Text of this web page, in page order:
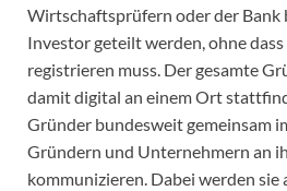
Wirtschaftsprüfern oder der Bank
Investor geteilt werden, ohne
registrieren muss. Der gesamte
damit digital an einem Ort
Gründer bundesweit gemeinsam
Gründern und Unternehmern an
kommunizieren. Dabei werden